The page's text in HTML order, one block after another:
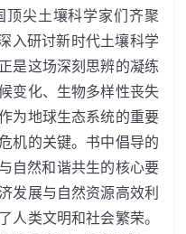
顶尖土壤科学家们齐聚
入研讨新时代土壤科学
是这场深刻思辨的凝练
变化、生物多样性丧失
为地球生态系统的重要
机的关键。书中倡导的
自然和谐共生的核心要
发展与自然资源高效利
人类文明和社会繁荣。